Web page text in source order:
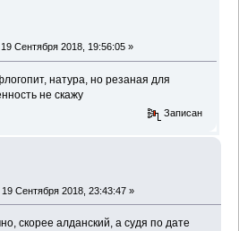
19 Сентября 2018, 19:56:05 »
натура, но резаная для
не скажу
Записан
19 Сентября 2018, 23:43:47 »
скорее алданский, а судя по дате